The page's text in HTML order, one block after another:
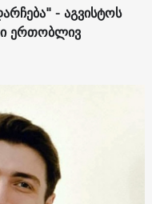
- აგვისტოს
ერთობლივ